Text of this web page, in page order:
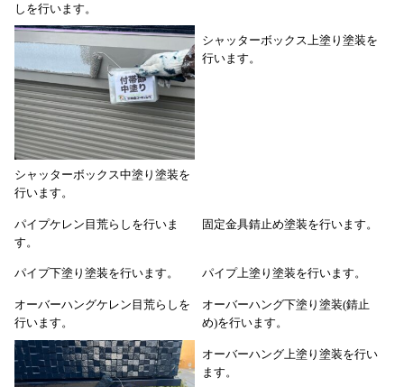
しを行います。
シャッターボックス中塗り塗装を
行います。
シャッターボックス上塗り塗装を
行います。
パイプケレン目荒らしを行いま
す。
固定金具錆止め塗装を行います。
パイプ下塗り塗装を行います。 パイプ上塗り塗装を行います。
オーバーハングケレン目荒らしを
行います。
オーバーハング下塗り塗装(錆止
め)を行います。
オーバーハング上塗り塗装を行い
ます。